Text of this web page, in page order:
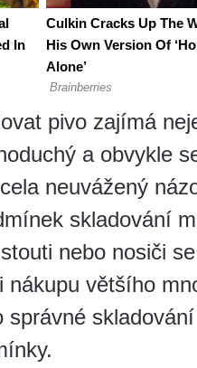
pivo zajímá
a obvykle
neuvážený
skladování
nebo nosiči
nákupu většího
správné